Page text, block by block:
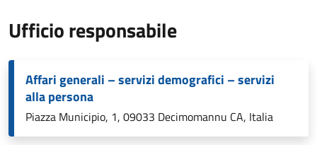
Ufficio responsabile
Affari generali – servizi demografici – servizi
alla persona
Piazza Municipio, 1, 09033 Decimomannu CA, Italia